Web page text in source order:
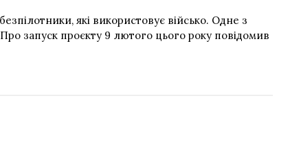
які використовує військо. Одне з
запуск проєкту 9 лютого цього року повідомив